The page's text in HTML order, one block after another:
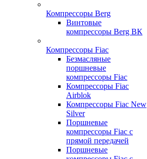
Компрессоры Berg
Винтовые
компрессоры Berg ВК
Компрессоры Fiac
Безмасляные
поршневые
компрессоры Fiac
Компрессоры Fiac
Airblok
Компрессоры Fiac New
Silver
Поршневые
компрессоры Fiac с
прямой передачей
Поршневые